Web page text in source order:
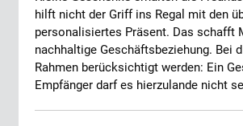
hilft nicht der Griff ins Regal mit den
personalisiertes Präsent. Das schafft
nachhaltige Geschäftsbeziehung. Bei
Rahmen berücksichtigt werden: Ein
Empfänger darf es hierzulande nicht